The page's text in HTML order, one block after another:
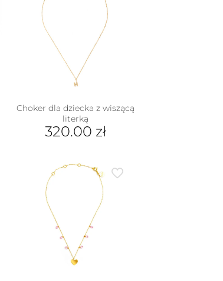
Choker dla dziecka z wiszącą
literką
320.00 zł
ma
wariantów.
Opcje
można
wybrać
na
stronie
produktu